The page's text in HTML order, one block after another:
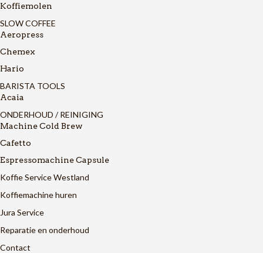
Koffiemolen
SLOW COFFEE
Aeropress
Chemex
Hario
BARISTA TOOLS
Acaia
ONDERHOUD / REINIGING
Machine Cold Brew
Cafetto
Espressomachine Capsule
Koffie Service Westland
Koffiemachine huren
Jura Service
Reparatie en onderhoud
Contact